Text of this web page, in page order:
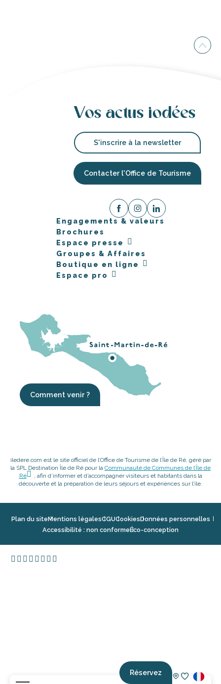
Réservez
Vos actus iodées
S'inscrire à la newsletter
Contacter l'Office de Tourisme
Engagements & valeurs
Brochures
Espace presse
Groupes & Affaires
Boutique en ligne
Espace pro
Comment venir ?
iledere.com est le site officiel de l’Office de Tourisme de l’Île de Ré, géré par
la SPL Destination Île de Ré pour la Communauté de Communes de l’Île de
Ré
, afin d’informer et d’accompagner visiteurs et habitants dans la
découverte et la préparation de leurs séjours et expériences sur l’île.
Plan du siteMentions légalesCGUCookiesDonnées personnelles
Accessibilité : non conformeÉco-conception